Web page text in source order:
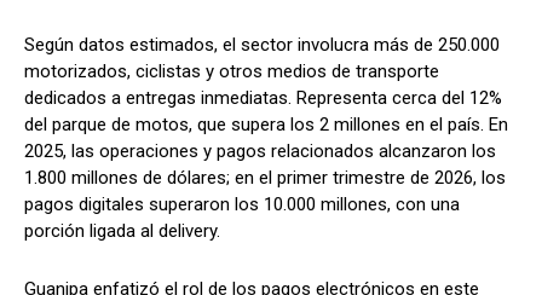
Según datos estimados, el sector involucra más de 250.000
motorizados, ciclistas y otros medios de transporte
dedicados a entregas inmediatas. Representa cerca del 12%
del parque de motos, que supera los 2 millones en el país. En
2025, las operaciones y pagos relacionados alcanzaron los
1.800 millones de dólares; en el primer trimestre de 2026, los
pagos digitales superaron los 10.000 millones, con una
porción ligada al delivery.
Guanipa enfatizó el rol de los pagos electrónicos en este